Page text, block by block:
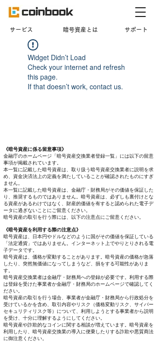
​サービス 暗号資産とは サポート
Widget Didn’t Load
Check your internet and refresh
this page.
If that doesn’t work, contact us.
《暗号資産に係る留意事項》
金融庁のホームページ「暗号資産交換業者登録一覧」には以下の留意
事項が掲載されています。
本一覧に記載した暗号資産は、取り扱う暗号資産交換業者に説明を求
め、資金決済法上の定義を満たしていることが確認されたものにすぎ
ません。
本一覧に記載した暗号資産は、金融庁・財務局がその価値を保証した
り、推奨するものではありません。暗号資産は、必ずしも裏付けとな
る資産があるわけではなく、財産的価値を有すると認められた電子デ
ータに過ぎないことにご留意ください。
暗号資産の取引を行う際には、以下の注意点にご留意ください。
《暗号資産を利用する際の注意点》
暗号資産は、日本円やドルなどのように国がその価値を保証している
「法定通貨」ではありません。インターネット上でやりとりされる電
子データです。
暗号資産は、価格が変動することがあります。暗号資産の価格が急落
したり、突然無価値になってしまうなど、損をする可能性がありま
す。
暗号資産交換業者は金融庁・財務局への登録が必要です。利用する際
は登録を受けた事業者か金融庁・財務局のホームページで確認してく
ださい。
暗号資産の取引を行う場合、事業者が金融庁・財務局から行政処分を
受けているかを含め、取引内容やリスク（価格変動リスク、サイバー
セキュリティリスク等）について、利用しようとする事業者から説明
を受け、十分に理解するようにしてください。
暗号資産や詐欺的なコインに関する相談が増えています。暗号資産を
利用したり、暗号資産交換業の導入に便乗したりする詐欺や悪質商法
に御注意ください。